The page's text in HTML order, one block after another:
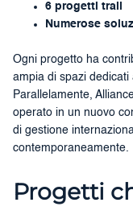
6 progetti trail
Numerose
Ogni progetto ha
ampia di spazi dedicati
Parallelamente,
operato in un nuovo
di gestione
contemporaneamente.
Progetti